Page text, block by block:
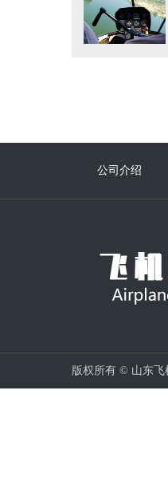
公司介绍
版权所有 © 山东飞